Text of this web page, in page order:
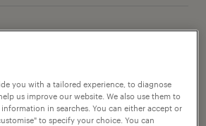
you with a tailored experience, to diagnose
us improve our website. We also use them to
in searches. You can either accept or
to specify your choice. You can